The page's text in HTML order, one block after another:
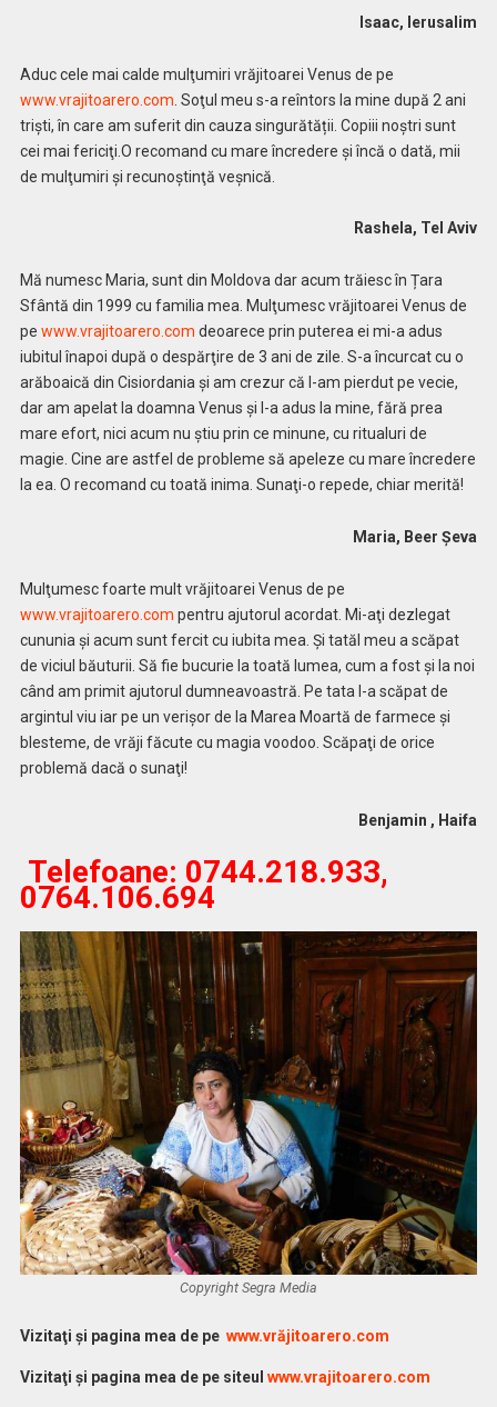
Isaac, Ierusalim
Aduc cele mai calde mulţumiri vrăjitoarei Venus de pe
www.vrajitoarero.com . Soţul meu s-a reîntors la mine după 2 ani
triști, în care am suferit din cauza singurătății. Copiii noştri sunt
cei mai fericiţi.O recomand cu mare încredere şi încă o dată, mii
de mulţumiri şi recunoştinţă veşnică.
Rashela, Tel Aviv
Mă numesc Maria, sunt din Moldova dar acum trăiesc în Țara
Sfântă din 1999 cu familia mea. Mulţumesc vrăjitoarei Venus de
pe www.vrajitoarero.com deoarece prin puterea ei mi-a adus
iubitul înapoi după o despărţire de 3 ani de zile. S-a încurcat cu o
arăboaică din Cisiordania și am crezur că l-am pierdut pe vecie,
dar am apelat la doamna Venus și l-a adus la mine, fără prea
mare efort, nici acum nu știu prin ce minune, cu ritualuri de
magie. Cine are astfel de probleme să apeleze cu mare încredere
la ea. O recomand cu toată inima. Sunaţi-o repede, chiar merită!
Maria, Beer Șeva
Mulţumesc foarte mult vrăjitoarei Venus de pe
www.vrajitoarero.com pentru ajutorul acordat. Mi-aţi dezlegat
cununia şi acum sunt fercit cu iubita mea. Şi tatăl meu a scăpat
de viciul băuturii. Să fie bucurie la toată lumea, cum a fost şi la noi
când am primit ajutorul dumneavoastră. Pe tata l-a scăpat de
argintul viu iar pe un verișor de la Marea Moartă de farmece și
blesteme, de vrăji făcute cu magia voodoo. Scăpaţi de orice
problemă dacă o sunaţi!
Benjamin , Haifa
Telefoane: 0744.218.933,
0764.106.694
Copyright Segra Media
Vizitaţi şi pagina mea de pe www.vrăjitoarero.com
Vizitaţi şi pagina mea de pe siteul www.vrajitoarero.com